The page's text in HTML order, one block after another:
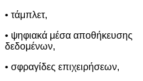
• τάμπλετ,
• ψηφιακά μέσα αποθήκευσης
δεδομένων,
• σφραγίδες επιχειρήσεων,